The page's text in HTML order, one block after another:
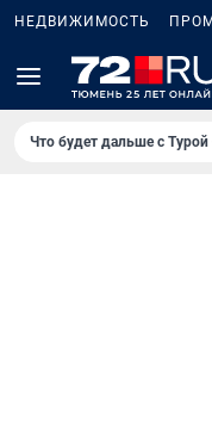
НЕДВИЖИМОСТЬ
Что будет дальше с